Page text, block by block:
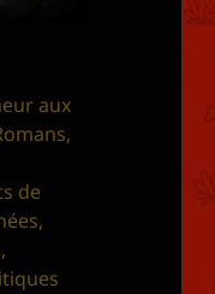
aux
de